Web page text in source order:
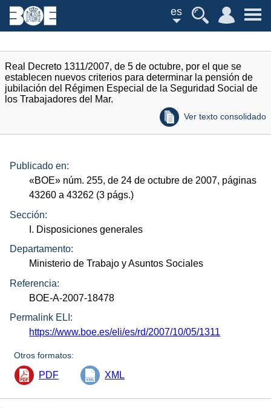
es
Real Decreto 1311/2007, de 5 de octubre, por el que se
establecen nuevos criterios para determinar la pensión de
jubilación del Régimen Especial de la Seguridad Social de
los Trabajadores del Mar.
Ver texto consolidado
Publicado en:
«BOE» núm. 255, de 24 de octubre de 2007, páginas
43260 a 43262 (3 págs.)
Sección:
I. Disposiciones generales
Departamento:
Ministerio de Trabajo y Asuntos Sociales
Referencia:
BOE-A-2007-18478
Permalink ELI:
https://www.boe.es/eli/es/rd/2007/10/05/1311
Otros formatos:
PDF XML